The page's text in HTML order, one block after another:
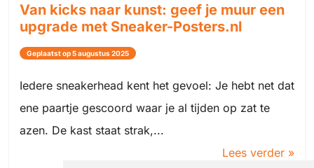
Van kicks naar kunst: geef je muur een
upgrade met Sneaker-Posters.nl
Geplaatst op 5 augustus 2025
Iedere sneakerhead kent het gevoel: Je hebt net dat
ene paartje gescoord waar je al tijden op zat te
azen. De kast staat strak,...
Lees verder »